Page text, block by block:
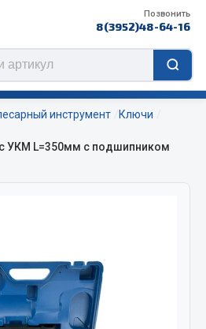
Позвонить
8(3952)48-64-16
инструмент
Ключи
УКМ L=350мм с подшипником